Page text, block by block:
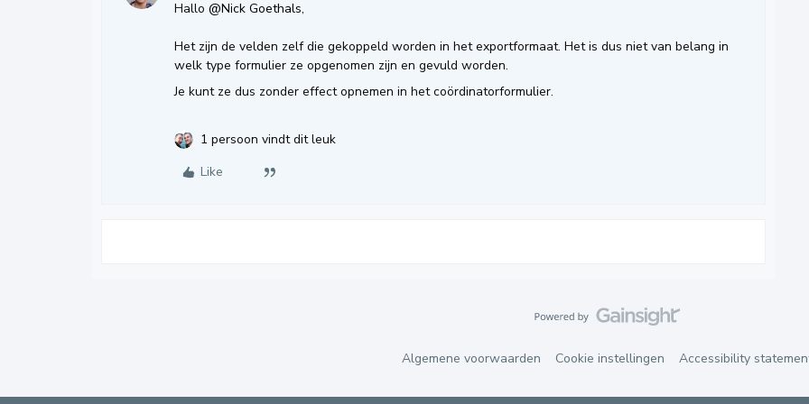
Hallo @Nick Goethals,
Het zijn de velden zelf die gekoppeld worden in het exportformaat. Het is dus niet van belang in
welk type formulier ze opgenomen zijn en gevuld worden.
Je kunt ze dus zonder effect opnemen in het coördinatorformulier.
1 persoon vindt dit leuk
Like
Algemene voorwaarden Cookie instellingen Accessibility